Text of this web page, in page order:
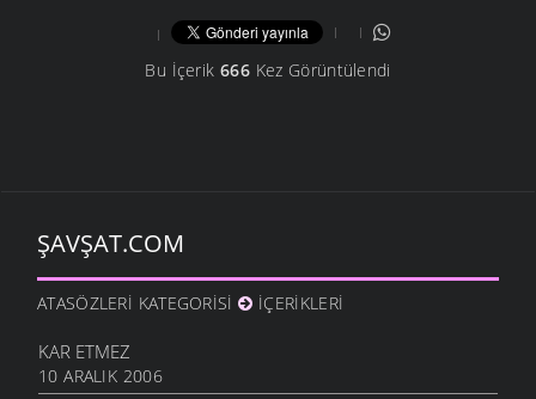
Bu İçerik 666Kez Görüntülendi
ŞAVŞAT.COM
ATASÖZLERI KATEGORISI İÇERIKLERI
KAR ETMEZ
10 ARALIK 2006